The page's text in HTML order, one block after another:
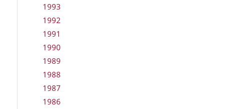
1993
1992
1991
1990
1989
1988
1987
1986